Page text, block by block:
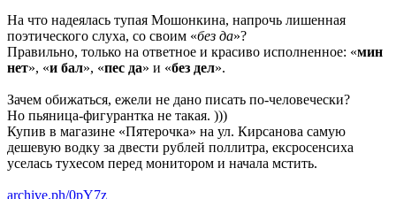
На что надеялась тупая Мошонкина, напрочь лишенная
поэтического слуха, со своим «без да»?
Правильно, только на ответное и красиво исполненное: «мин
нет», «и бал», «пес да» и «без дел».
Зачем обижаться, ежели не дано писать по-человечески?
Но пьяница-фигурантка не такая. )))
Купив в магазине «Пятерочка» на ул. Кирсанова самую
дешевую водку за двести рублей поллитра, ексросенсиха
уселась тухесом перед монитором и начала мстить.
archive.ph/0pY7z